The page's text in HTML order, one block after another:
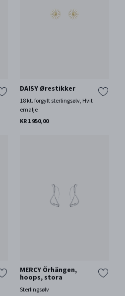
DAISY Ørestikker
18 kt. forgylt sterlingsølv, Hvit
emalje
KR 1 950,00
MERCY Örhängen,
hoops, stora
Sterlingsølv